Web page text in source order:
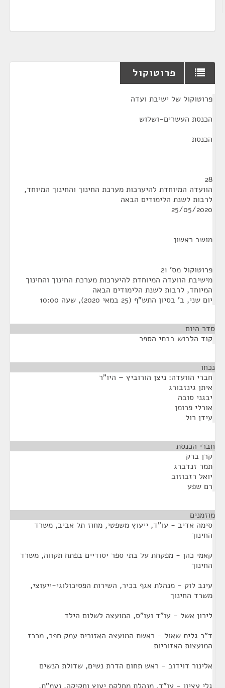
פרוטוקול
פרוטוקול של ישיבת ועדה
הכנסת העשרים-ושלוש
הכנסת
28
הוועדה המיוחדת להיערכות מערכת החינוך והחינוך המיוחד,
לרבות לשנת הלימודים הבאה
25/05/2020
מושב ראשון
פרוטוקול מס' 21
מישיבת הוועדה המיוחדת להיערכות מערכת החינוך והחינוך
המיוחד, לרבות לשנת הלימודים הבאה
יום שני, ב' בסיון התש"ף (25 במאי 2020), שעה 10:00
סדר היום
קוד הלבוש בבתי הספר
נכחו
חברי הוועדה: ניצן הורוביץ – היו"ר
איתן גינזבורג
יבגני סובה
אורלי פרומן
עידן רול
חברי הכנסת
קרן ברק
תמר זנדברג
יואל רזבוזוב
רם שפע
מוזמנים
סימה אדיב - עו"ד, ייעוץ משפטי, מחוז תל אביב, משרד
החינוך
קאמי כהן - מפקחת על בתי ספר יסודיים בפתח תקווה, משרד
החינוך
עינב לוק - מנהלת אגף בכיר, השירות הפסיכולוגי-ייעוצי,
משרד החינוך
לירון אשל - עו"ד ועו"ס, המועצה לשלום הילד
ד"ר גלית שאול - ראשת המועצה האזורית עמק חפר, מרכז
המועצות האזוריות
אלינור דוידוב - ראש תחום הדרת נשים, שדולת הנשים